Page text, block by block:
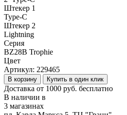
Штекер 1
Type-C
Штекер 2
Lightning
Серия
BZ28B Trophie
Цвет
Артикул: 229465
В корзину Купить в один клик
Доставка от 1000 руб. бесплатно
В наличии в
3 магазинах